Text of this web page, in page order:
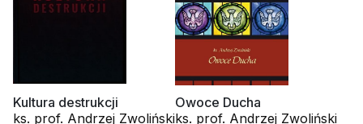
Kultura destrukcji
ks. prof. Andrzej Zwoliński
Owoce Ducha
ks. prof. Andrzej Zwoliński